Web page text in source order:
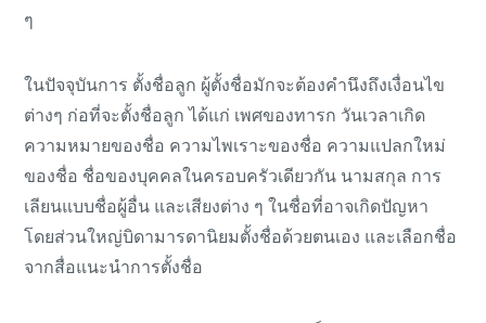
ๆ
ในปัจจุบันการ ตั้งชื่อลูก ผู้ตั้งชื่อมักจะต้องคำนึงถึงเงื่อนไข
ต่างๆ ก่อที่จะตั้งชื่อลูก ได้แก่ เพศของทารก วันเวลาเกิด
ความหมายของชื่อ ความไพเราะของชื่อ ความแปลกใหม่
ของชื่อ ชื่อของบุคคลในครอบครัวเดียวกัน นามสกุล การ
เลียนแบบชื่อผู้อื่น และเสียงต่าง ๆ ในชื่อที่อาจเกิดปัญหา
โดยส่วนใหญ่บิดามารดานิยมตั้งชื่อด้วยตนเอง และเลือกชื่อ
จากสื่อแนะนำการตั้งชื่อ